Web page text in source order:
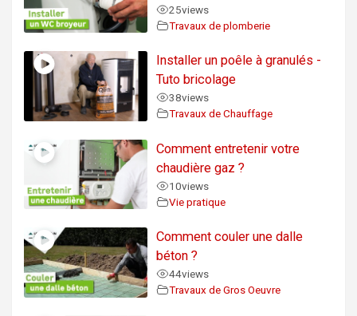
25views
Travaux de plomberie
Installer un poêle à granulés -
Tuto bricolage
38views
Travaux de Chauffage
Comment entretenir votre
chaudière gaz ?
10views
Vie pratique
Comment couler une dalle
béton ?
44views
Travaux de Gros Oeuvre